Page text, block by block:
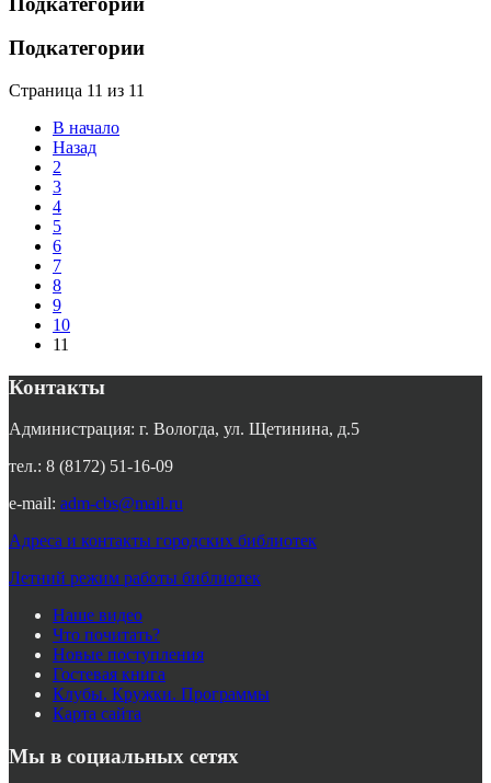
Подкатегории
Страница 11 из 11
В начало
Назад
2
3
4
5
6
7
8
9
10
11
Контакты
Администрация: г. Вологда, ул. Щетинина, д.5
тел.: 8 (8172) 51-16-09
e-mail: adm-cbs@mail.ru
Адреса и контакты городских библиотек
Летний режим работы библиотек
Наше видео
Что почитать?
Новые поступления
Гостевая книга
Клубы. Кружки. Программы
Карта сайта
Мы в социальных сетях